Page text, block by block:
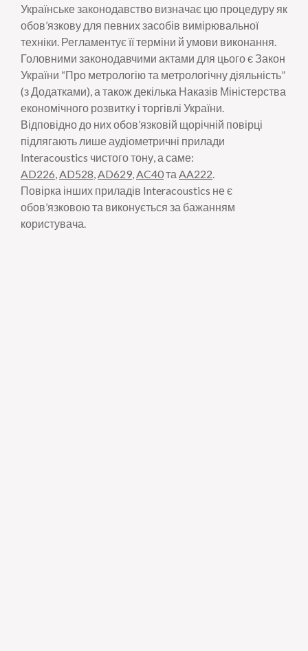
Українське законодавство визначає цю процедуру як
обов’язкову для певних засобів вимірювальної
техніки. Регламентує її терміни й умови виконання.
Головними законодавчими актами для цього є Закон
України “Про метрологію та метрологічну діяльність”
(з Додатками), а також декілька Наказів Міністерства
економічного розвитку і торгівлі України.
Відповідно до них обов’язковій щорічній повірці
підлягають лише аудіометричні прилади
Interacoustics чистого тону, а саме:
AD226,AD528,AD629,AC40та AA222.
Повірка інших приладів Interacoustics не є
обов’язковою та виконується за бажанням
користувача.